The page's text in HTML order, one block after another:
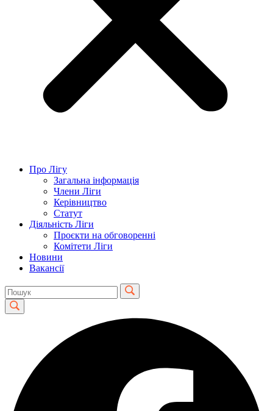
Про Лігу
Загальна інформація
Члени Ліги
Керівництво
Статут
Діяльність Ліги
Проєкти на обговоренні
Комітети Ліги
Новини
Вакансії